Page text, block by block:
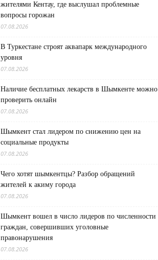
жителями Кентау, где выслушал проблемные
вопросы горожан
07.08.2026
В Туркестане строят аквапарк международного
уровня
07.08.2026
Наличие бесплатных лекарств в Шымкенте можно
проверить онлайн
07.08.2026
Шымкент стал лидером по снижению цен на
социальные продукты
07.08.2026
Чего хотят шымкентцы? Разбор обращений
жителей к акиму города
07.08.2026
Шымкент вошел в число лидеров по численности
граждан, совершивших уголовные
правонарушения
07.08.2026